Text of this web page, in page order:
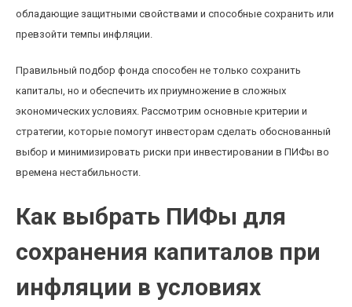
обладающие защитными свойствами и способные сохранить или
превзойти темпы инфляции.
Правильный подбор фонда способен не только сохранить
капиталы, но и обеспечить их приумножение в сложных
экономических условиях. Рассмотрим основные критерии и
стратегии, которые помогут инвесторам сделать обоснованный
выбор и минимизировать риски при инвестировании в ПИФы во
времена нестабильности.
Как выбрать ПИФы для
сохранения капиталов при
инфляции в условиях